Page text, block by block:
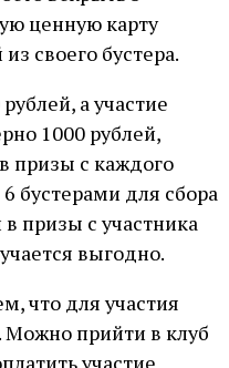
ценную карту
своего бустера.
а участие
1000 рублей,
призы с каждого
бустерами для сбора
призы с участника
выгодно.
что для участия
Можно прийти в клуб